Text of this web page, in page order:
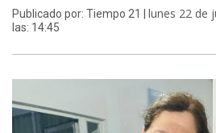
Publicado por: Tiempo 21 | lunes 22 de
las: 14:45